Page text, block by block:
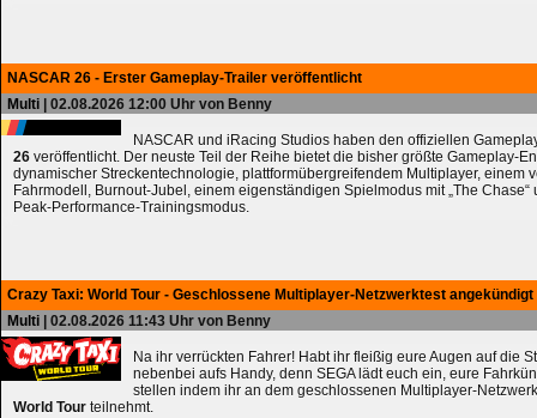
NASCAR 26 - Erster Gameplay-Trailer veröffentlicht
Multi | 02.08.2026 12:00 Uhr von Benny
NASCAR und iRacing Studios haben den offiziellen
26 veröffentlicht. Der neuste Teil der Reihe bietet die bisher größte Gameplay-
dynamischer Streckentechnologie, plattformübergreifendem Multiplayer, einem
Fahrmodell, Burnout-Jubel, einem eigenständigen Spielmodus mit „The
Peak-Performance-Trainingsmodus.
Crazy Taxi: World Tour - Geschlossene Multiplayer-Netzwerktest angekündigt
Multi | 02.08.2026 11:43 Uhr von Benny
Na ihr verrückten Fahrer! Habt ihr fleißig eure Augen auf die
nebenbei aufs Handy, denn SEGA lädt euch ein, eure
stellen indem ihr an dem geschlossenen Multiplayer-
World Tour teilnehmt.